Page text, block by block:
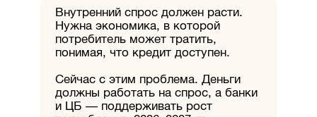
Внутренний спрос должен расти.
Нужна экономика, в которой
потребитель может тратить,
понимая, что кредит доступен.
Сейчас с этим проблема. Деньги
должны работать на спрос, а банки
и ЦБ — поддерживать рост